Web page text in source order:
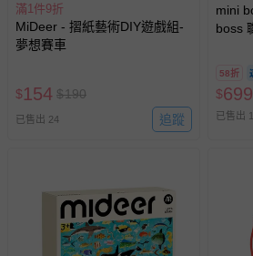
滿1件9折
MiDeer - 摺紙藝術DIY遊戲組-
夢想賽車
$154 $190
已售出 24 追蹤
mini
boss
期作
名陪
58折
$699
已售出